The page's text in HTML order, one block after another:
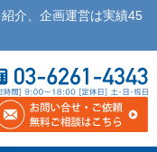
紹介、企画運営は実績45